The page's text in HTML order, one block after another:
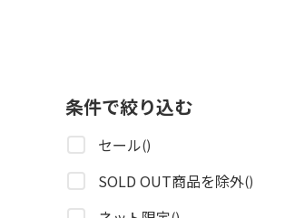
条件で絞り込む
セール()
SOLD OUT商品を除外()